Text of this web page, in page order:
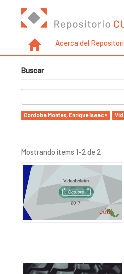
Acerca del
Buscar
Cordoba Montes, Enrique Isaac ×
Mostrando ítems 1-2 de 2